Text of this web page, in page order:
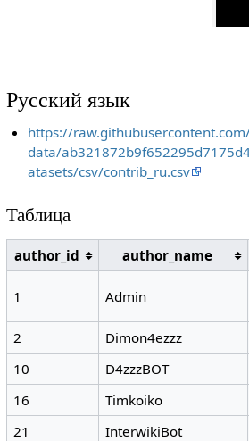
Русский язык
https://
data/
atasets/csv/contrib_ru.csv
Таблица
author_id author_name
1 Admin
2
Dimon4ezzz
10
D4zzzBOT
16
Timkoiko
21
InterwikiBot